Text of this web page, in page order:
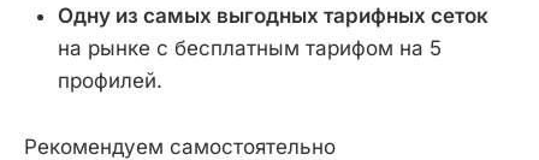
Одну из самых выгодных тарифных сеток
на рынке с бесплатным тарифом на 5
профилей.
Рекомендуем самостоятельно